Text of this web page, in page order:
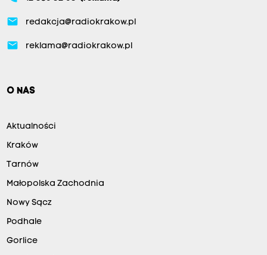
email redakcja@radiokrakow.pl
email reklama@radiokrakow.pl
O NAS
Aktualności
Kraków
Tarnów
Małopolska Zachodnia
Nowy Sącz
Podhale
Gorlice